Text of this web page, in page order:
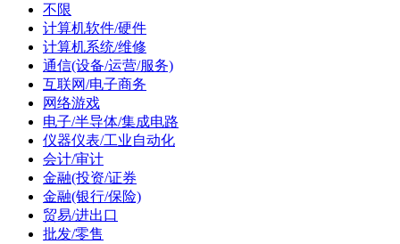
不限
计算机软件/硬件
计算机系统/维修
通信(设备/运营/服务)
互联网/电子商务
网络游戏
电子/半导体/集成电路
仪器仪表/工业自动化
会计/审计
金融(投资/证券
金融(银行/保险)
贸易/进出口
批发/零售